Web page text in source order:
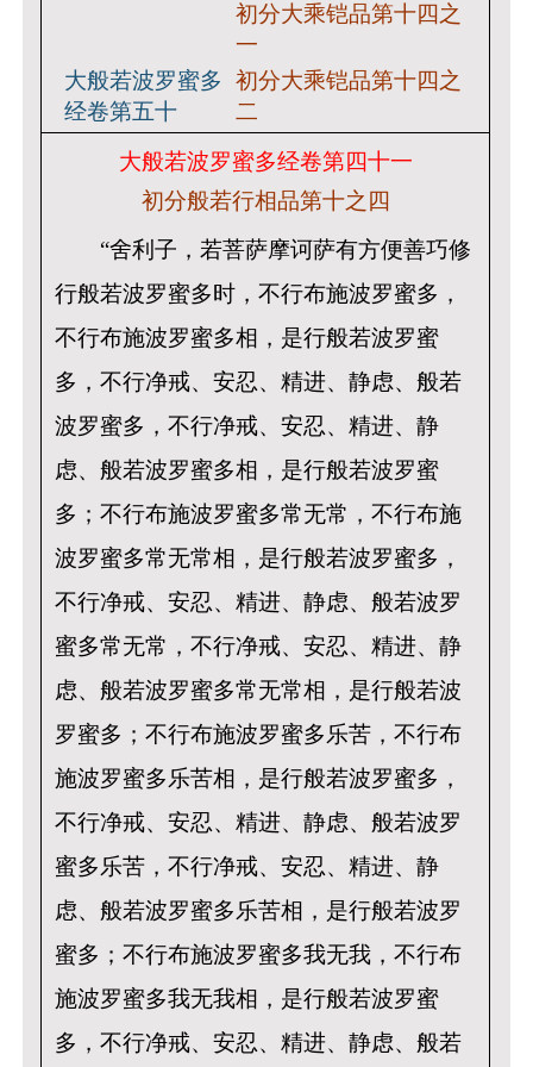
初分大乘铠品第十四之
一
大般若波罗蜜多
经卷第五十
初分大乘铠品第十四之
二
大般若波罗蜜多经卷第四十一
初分般若行相品第十之四
“舍利子，若菩萨摩诃萨有方便善巧修
行般若波罗蜜多时，不行布施波罗蜜多，
不行布施波罗蜜多相，是行般若波罗蜜
多，不行净戒、安忍、精进、静虑、般若
波罗蜜多，不行净戒、安忍、精进、静
虑、般若波罗蜜多相，是行般若波罗蜜
多；不行布施波罗蜜多常无常，不行布施
波罗蜜多常无常相，是行般若波罗蜜多，
不行净戒、安忍、精进、静虑、般若波罗
蜜多常无常，不行净戒、安忍、精进、静
虑、般若波罗蜜多常无常相，是行般若波
罗蜜多；不行布施波罗蜜多乐苦，不行布
施波罗蜜多乐苦相，是行般若波罗蜜多，
不行净戒、安忍、精进、静虑、般若波罗
蜜多乐苦，不行净戒、安忍、精进、静
虑、般若波罗蜜多乐苦相，是行般若波罗
蜜多；不行布施波罗蜜多我无我，不行布
施波罗蜜多我无我相，是行般若波罗蜜
多，不行净戒、安忍、精进、静虑、般若